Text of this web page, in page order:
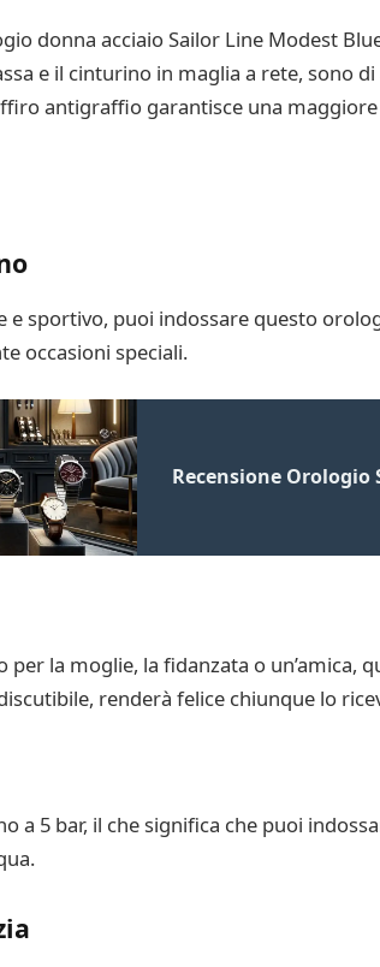
donna acciaio Sailor Line Modest
e il cinturino in maglia a rete, sono
antigraffio garantisce una
e sportivo, puoi indossare questo
occasioni speciali.
Recensione Orologio
per la moglie, la fidanzata o
renderà felice chiunque lo
a 5 bar, il che significa che puoi